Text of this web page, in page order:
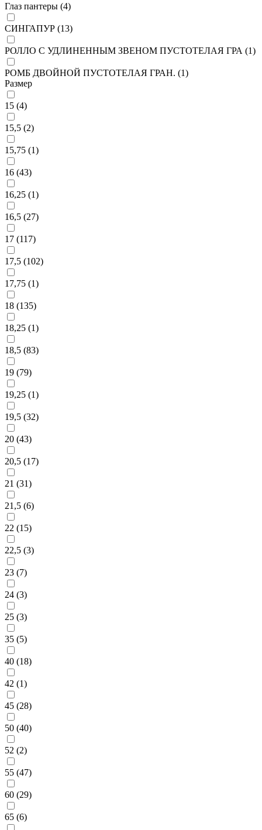
Глаз пантеры (4)
СИНГАПУР (13)
РОЛЛО С УДЛИНЕННЫМ ЗВЕНОМ ПУСТОТЕЛАЯ ГРА (1)
РОМБ ДВОЙНОЙ ПУСТОТЕЛАЯ ГРАН. (1)
Размер
15 (4)
15,5 (2)
15,75 (1)
16 (43)
16,25 (1)
16,5 (27)
17 (117)
17,5 (102)
17,75 (1)
18 (135)
18,25 (1)
18,5 (83)
19 (79)
19,25 (1)
19,5 (32)
20 (43)
20,5 (17)
21 (31)
21,5 (6)
22 (15)
22,5 (3)
23 (7)
24 (3)
25 (3)
35 (5)
40 (18)
42 (1)
45 (28)
50 (40)
52 (2)
55 (47)
60 (29)
65 (6)